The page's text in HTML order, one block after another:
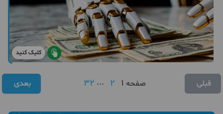
کلیک کنید
قبلی صفحه 1
2
...
32 بعدی